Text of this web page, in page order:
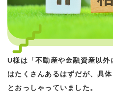
U様は「不動産や金融資産以
はたくさんあるはずだが、具
とおっしゃっていました。